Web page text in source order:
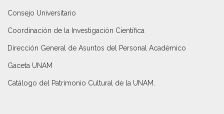
Consejo Universitario
Coordinación de la Investigación Científica
Dirección General de Asuntos del Personal Académico
Gaceta UNAM
Catálogo del Patrimonio Cultural de la UNAM.